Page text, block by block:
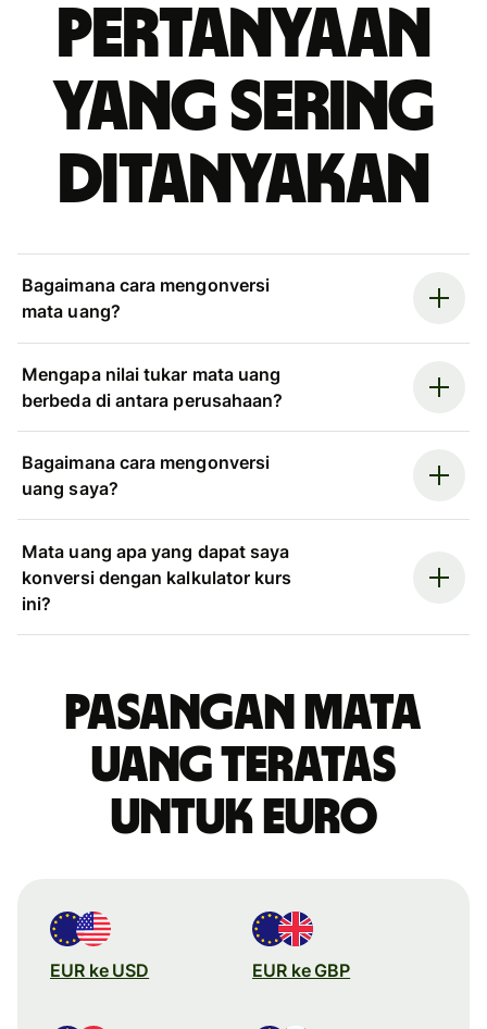
Pertanyaan
yang sering
ditanyakan
Bagaimana cara mengonversi
mata uang?
Mengapa nilai tukar mata uang
berbeda di antara perusahaan?
Bagaimana cara mengonversi
uang saya?
Mata uang apa yang dapat saya
konversi dengan kalkulator kurs
ini?
Pasangan mata
uang teratas
untuk euro
EUR ke USD EUR ke GBP